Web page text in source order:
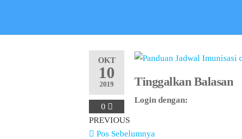
OKT
10
2019
0
PREVIOUS
Pos Sebelumnya
Tinggalkan Balasan
Login dengan: